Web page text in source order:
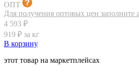
ОПТ
Для получения оптовых цен заполните
4 593 ₽
919 ₽ за кг
В корзину
этот товар на маркетплейсах